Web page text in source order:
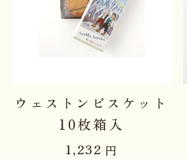
ウェストンビスケット
10枚箱入
1,232 円